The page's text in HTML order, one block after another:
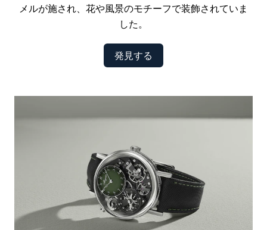
メルが施され、花や風景のモチーフで装飾されていま
した。
発見する